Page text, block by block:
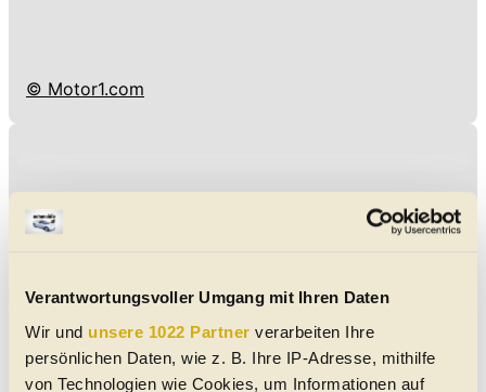
Verantwortungsvoller Umgang mit Ihren Daten
Wir und unsere 1022 Partner verarbeiten Ihre
persönlichen Daten, wie z. B. Ihre IP-Adresse, mithilfe
von Technologien wie Cookies, um Informationen auf
© Motor1.com